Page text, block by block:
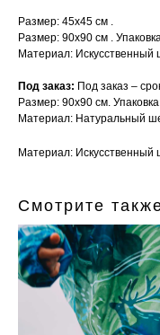
Размер: 45х45 см .
Размер: 90х90 см .
Материал: Искусственный
Под заказ: Под заказ –
Размер: 90х90 см.
Материал: Натуральный
Материал: Искусственный
Смотрите